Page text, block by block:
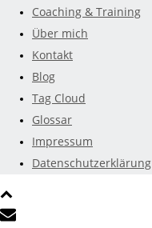
Coaching & Training
Über mich
Kontakt
Blog
Tag Cloud
Glossar
Impressum
Datenschutzerklärung